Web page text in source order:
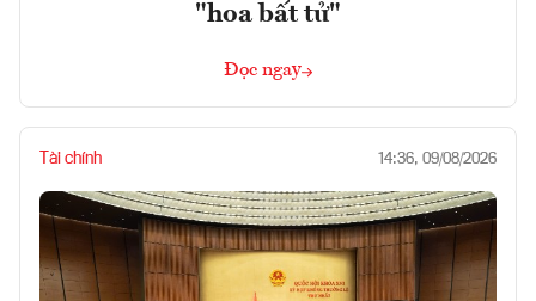
"hoa bất tử"
Đọc ngay
Tài chính 14:36, 09/08/2026